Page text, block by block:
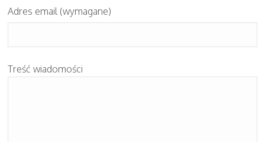
Adres email (wymagane)
Treść wiadomości